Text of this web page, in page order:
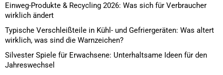
Einweg-Produkte & Recycling 2026: Was sich für Verbraucher
wirklich ändert
Typische Verschleißteile in Kühl- und Gefriergeräten: Was altert
wirklich, was sind die Warnzeichen?
Silvester Spiele für Erwachsene: Unterhaltsame Ideen für den
Jahreswechsel